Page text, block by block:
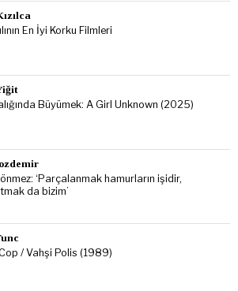
En İyi Korku Filmleri
Büyümek: A Girl Unknown (2025)
‘Parçalanmak hamurların işidir,
da bizim’
/ Vahşi Polis (1989)